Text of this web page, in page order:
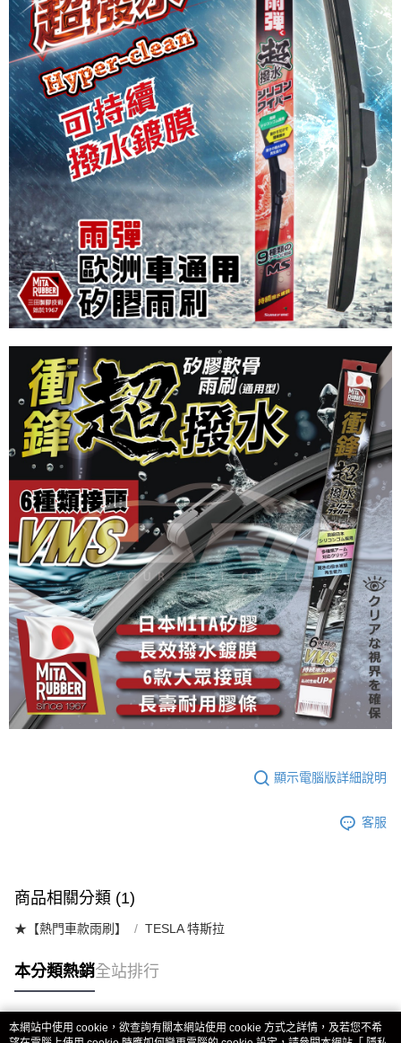
顯示電腦版詳細說明
客服
商品相關分類 (1)
★【熱門車款雨刷】 TESLA 特斯拉
本分類熱銷全站排行
本網站中使用 cookie，欲查詢有關本網站使用 cookie 方式之詳情，及若您不希